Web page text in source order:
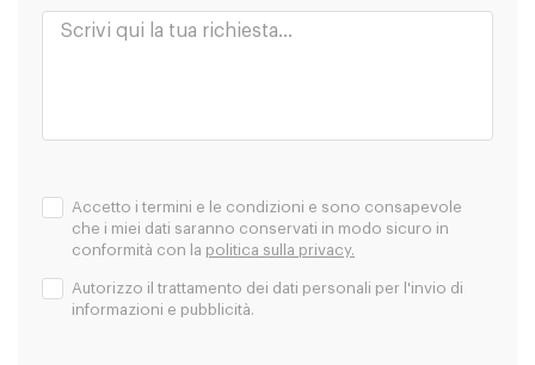
Accetto i termini e le condizioni e sono consapevole
che i miei dati saranno conservati in modo sicuro in
conformità con la politica sulla privacy.
Autorizzo il trattamento dei dati personali per l'invio di
informazioni e pubblicità.